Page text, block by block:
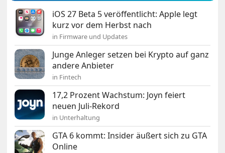
iOS 27 Beta 5 veröffentlicht: Apple legt
kurz vor dem Herbst nach
in Firmware und Updates
Junge Anleger setzen bei Krypto auf ganz
andere Anbieter
in Fintech
17,2 Prozent Wachstum: Joyn feiert
neuen Juli-Rekord
in Unterhaltung
GTA 6 kommt: Insider äußert sich zu GTA
Online